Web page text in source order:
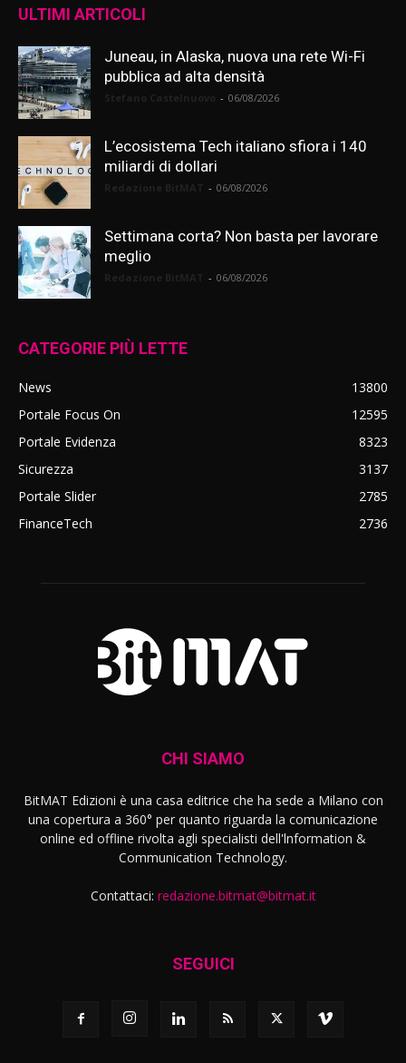
ULTIMI ARTICOLI
Juneau, in Alaska, nuova una rete Wi-Fi
pubblica ad alta densità
- 06/08/2026
L’ecosistema Tech italiano sfiora i 140
miliardi di dollari
- 06/08/2026
Settimana corta? Non basta per lavorare
meglio
- 06/08/2026
CATEGORIE PIÙ LETTE
News
13800
Portale Focus On
12595
Portale Evidenza
8323
Sicurezza
3137
Portale Slider
2785
FinanceTech
2736
CHI SIAMO
BitMAT Edizioni è una casa editrice che ha sede a Milano con
una copertura a 360° per quanto riguarda la comunicazione
online ed offline rivolta agli specialisti dell'lnformation &
Communication Technology.
Contattaci: redazione.bitmat@bitmat.it
SEGUICI